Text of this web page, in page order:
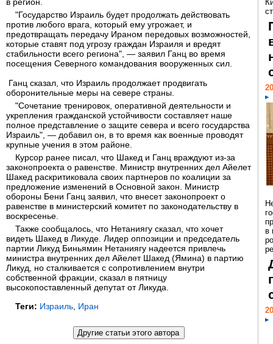
"Государство Израиль будет продолжать действовать
против любого врага, который ему угрожает, и
предотвращать передачу Ираном передовых возможностей,
которые ставят под угрозу граждан Израиля и вредят
стабильности всего региона", — заявил Ганц во время
посещения Северного командования вооруженных сил.
Ганц сказал, что Израиль продолжает продвигать
оборонительные меры на севере страны.
"Сочетание тренировок, оперативной деятельности и
укрепления гражданской устойчивости составляет наше
полное представление о защите севера и всего государства
Израиль", — добавил он, в то время как военные проводят
крупные учения в этом районе.
Курсор ранее писал, что Шакед и Ганц враждуют из-за
законопроекта о равенстве. Министр внутренних дел Айелет
Шакед раскритиковала своих партнеров по коалиции за
предложение изменений в Основной закон. Министр
обороны Бени Ганц заявил, что внесет законопроект о
равенстве в министерский комитет по законодательству в
воскресенье.
Также сообщалось, что Нетаниягу сказал, что хочет
видеть Шакед в Ликуде. Лидер оппозиции и председатель
партии Ликуд Биньямин Нетаниягу надеется привлечь
министра внутренних дел Айелет Шакед (Ямина) в партию
Ликуд, но сталкивается с сопротивлением внутри
собственной фракции, сказал в пятницу
высокопоставленный депутат от Ликуда.
Теги: Израиль Иран
в